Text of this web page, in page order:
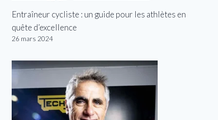
Entraîneur cycliste : un guide pour les athlètes en
quête d’excellence
26 mars 2024